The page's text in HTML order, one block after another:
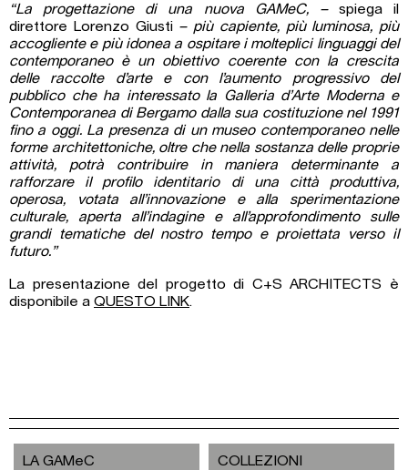
“La progettazione di una nuova GAMeC, –spiega il
direttore Lorenzo Giusti – più capiente, più luminosa, più
accogliente e più idonea a ospitare i molteplici linguaggi del
contemporaneo è un obiettivo coerente con la crescita
delle raccolte d’arte e con l’aumento progressivo del
pubblico che ha interessato la Galleria d’Arte Moderna e
Contemporanea di Bergamo dalla sua costituzione nel 1991
fino a oggi. La presenza di un museo contemporaneo nelle
forme architettoniche, oltre che nella sostanza delle proprie
attività, potrà contribuire in maniera determinante a
rafforzare il profilo identitario di una città produttiva,
operosa, votata all’innovazione e alla sperimentazione
culturale, aperta all’indagine e all’approfondimento sulle
grandi tematiche del nostro tempo e proiettata verso il
futuro.”
La presentazione del progetto di C+S ARCHITECTS è
disponibile a QUESTO LINK.
LA GAMeC
COLLEZIONI